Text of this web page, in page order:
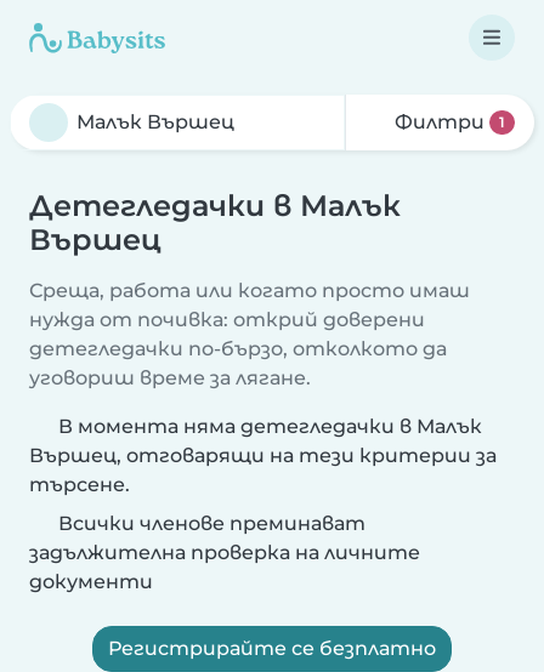
Филтри 1
Детегледачки в Малък
Вършец
Среща, работа или когато просто имаш
нужда от почивка: открий доверени
детегледачки по-бързо, отколкото да
уговориш време за лягане.
В момента няма детегледачки в Малък
Вършец, отговарящи на тези критерии за
търсене.
Всички членове преминават
задължителна проверка на личните
документи
Регистрирайте се безплатно